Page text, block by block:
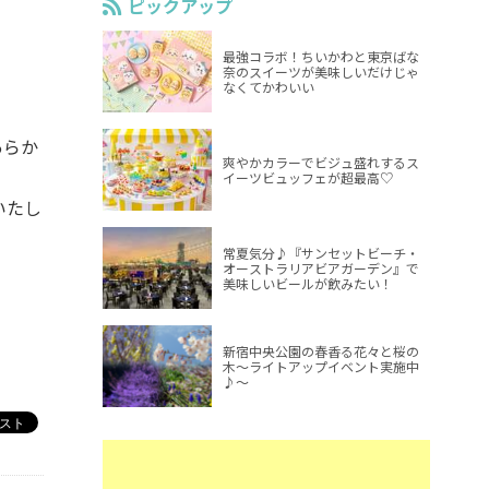
か
し
ピックアップ
最強コラボ！ちいかわと東京ばな
奈のスイーツが美味しいだけじゃ
なくてかわいい
爽やかカラーでビジュ盛れするス
イーツビュッフェが超最高♡
常夏気分♪『サンセットビーチ・
オーストラリアビアガーデン』で
美味しいビールが飲みたい！
新宿中央公園の春香る花々と桜の
木～ライトアップイベント実施中
♪～